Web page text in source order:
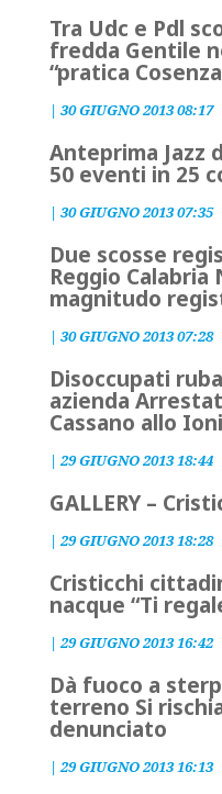
Tra Udc e Pdl
fredda Gentile
“pratica
| 30 GIUGNO 2013 08:17
Anteprima Jazz
50 eventi in 25
| 30 GIUGNO 2013 07:35
Due scosse
Reggio
magnitudo
| 30 GIUGNO 2013 07:28
Disoccupati
azienda
Cassano allo
| 29 GIUGNO 2013 18:44
GALLERY –
| 29 GIUGNO 2013 18:28
Cristicchi
nacque “Ti
| 29 GIUGNO 2013 16:42
Dà fuoco a
terreno Si
denunciato
| 29 GIUGNO 2013 16:13